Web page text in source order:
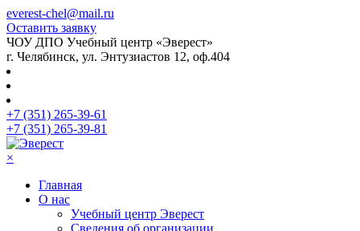
everest-chel@mail.ru
Оставить заявку
ЧОУ ДПО Учебный центр «Эверест»
г. Челябинск, ул. Энтузиастов 12, оф.404
+7 (351) 265-39-61
+7 (351) 265-39-81
×
Главная
О нас
Учебный центр Эверест
Сведения об организации